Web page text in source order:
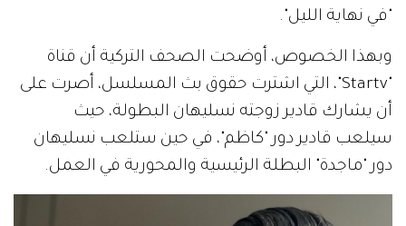
"في نهاية الليل".
وبهذا الخصوص، أوضحت الصحف التركية أن قناة
"Startv"، التي اشترت حقوق بث المسلسل، أصرت على
أن يشارك قادير زوجته نسليهان البطولة، حيث
سيلعب قادير دور "كاظم"، في حين ستلعب نسليهان
دور "ماجدة" البطلة الرئيسية والمحورية في العمل.